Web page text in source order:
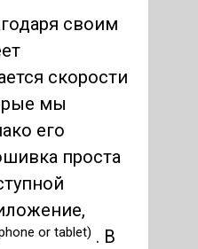
своим
скорости
мы
его
проста
or tablet) . В